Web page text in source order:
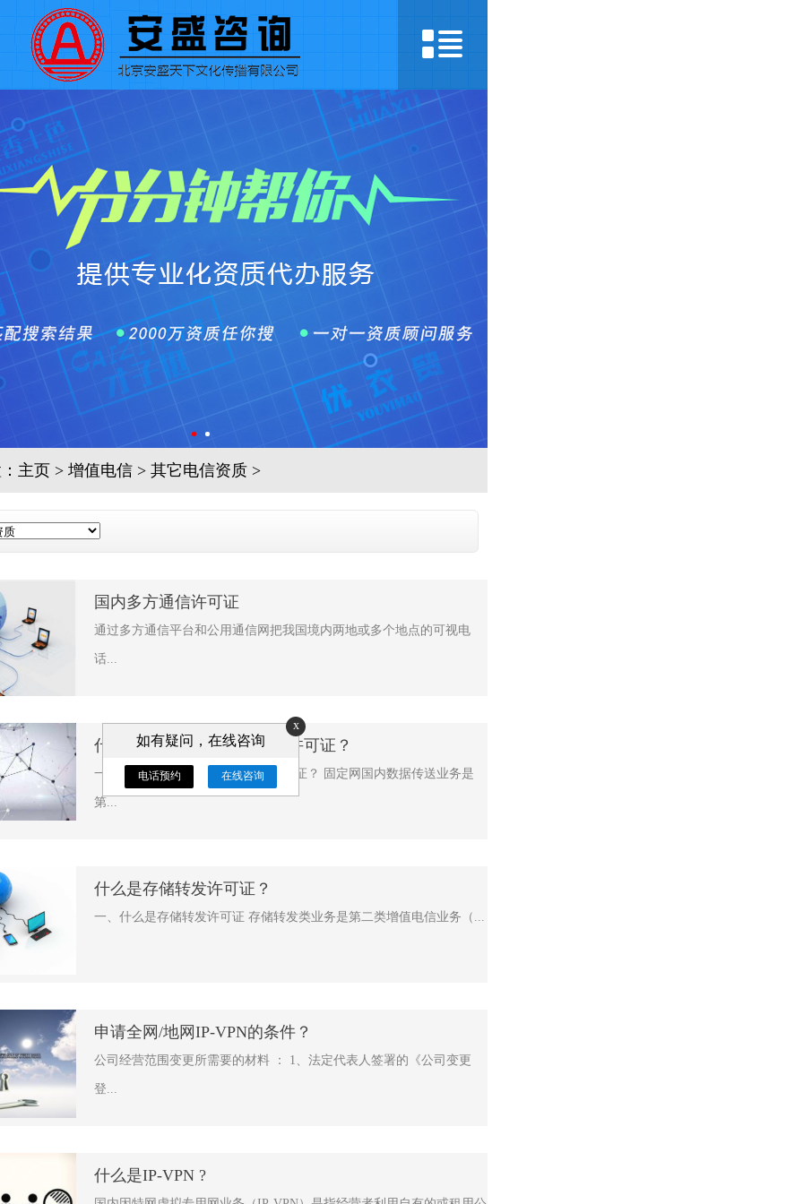
主页> 增值电信> 其它电信资质>
国内多方通信许可证
通过多方通信平台和公用通信网把我国境内两地或多个地点的可视电
话...
什么是固定网国内数据传送许可证？
一、什么是固定网国内数据传送许可证？ 固定网国内数据传送业务是
第...
什么是存储转发许可证？
一、什么是存储转发许可证 存储转发类业务是第二类增值电信业务（...
申请全网/地网IP-VPN的条件？
公司经营范围变更所需要的材料 ： 1、法定代表人签署的《公司变更
登...
什么是IP-VPN ?
x
如有疑问，在线咨询
电话预约 在线咨询